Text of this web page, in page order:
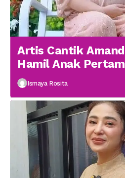
Artis Cantik
Hamil Anak
menikah
Ismaya Rosita